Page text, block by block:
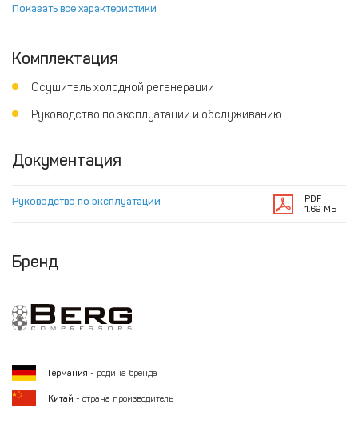
Показать все характеристики
Комплектация
Осушитель холодной регенерации
Руководство по эксплуатации и обслуживанию
Документация
Руководство по эксплуатации
PDF
1.69 МБ
Бренд
Германия - родина бренда
Китай - страна производитель